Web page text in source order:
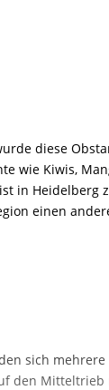
diese
wie Kiwis,
in Heidelberg
einen
sich
den